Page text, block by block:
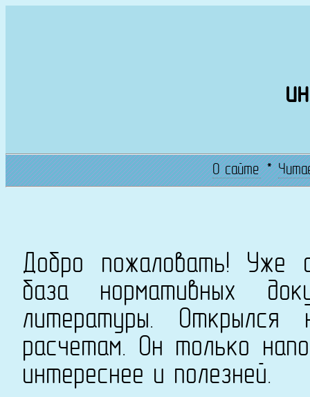
О сайте*
Добро пожаловать! Уже
база нормативных
литературы. Открылся
расчетам. Он только
интереснее и полезней.